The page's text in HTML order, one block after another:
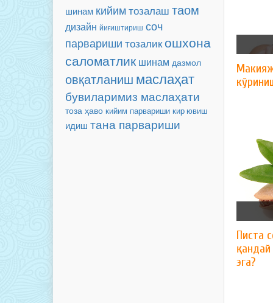
шинам кийимтозалаш таом
дизайн йиғиштириш соч
парвариши тозалик ошхона
саломатлик шинам дазмол
овқатланиш маслаҳат
бувиларимиз маслаҳати
тоза ҳаво кийим парвариши кир ювиш
идиш тана парвариши
Писта
эга?